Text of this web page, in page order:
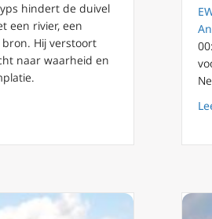
hindert de duivel
een rivier, een
Hij verstoort
naar waarheid en
Apokalyps90 dag 52 Denken en